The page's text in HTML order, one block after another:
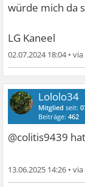
würde mich da
LG Kaneel
02.07.2024 18:04•
Lololo34
Mitglied seit:
Beiträge:462
@colitis9439
13.06.2025 14:26 •